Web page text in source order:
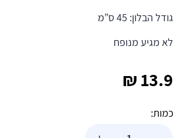
13.9
₪
כמות:
גודל הבלון: 45 ס”מ
לא מגיע מנופח